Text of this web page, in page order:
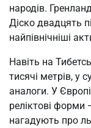
народів.
Діско двадцять
найпівнічніші
Навіть на
тисячі метрів, у
аналоги. У
реліктові форми
нагадують про